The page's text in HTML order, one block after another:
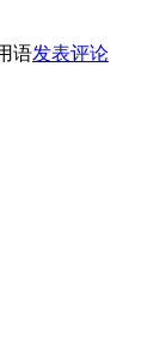
语发表评论